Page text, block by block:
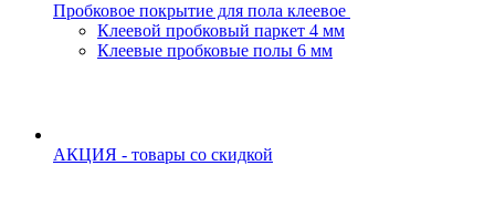
Пробковое покрытие для пола клеевое
Клеевой пробковый паркет 4 мм
Клеевые пробковые полы 6 мм
АКЦИЯ - товары со скидкой